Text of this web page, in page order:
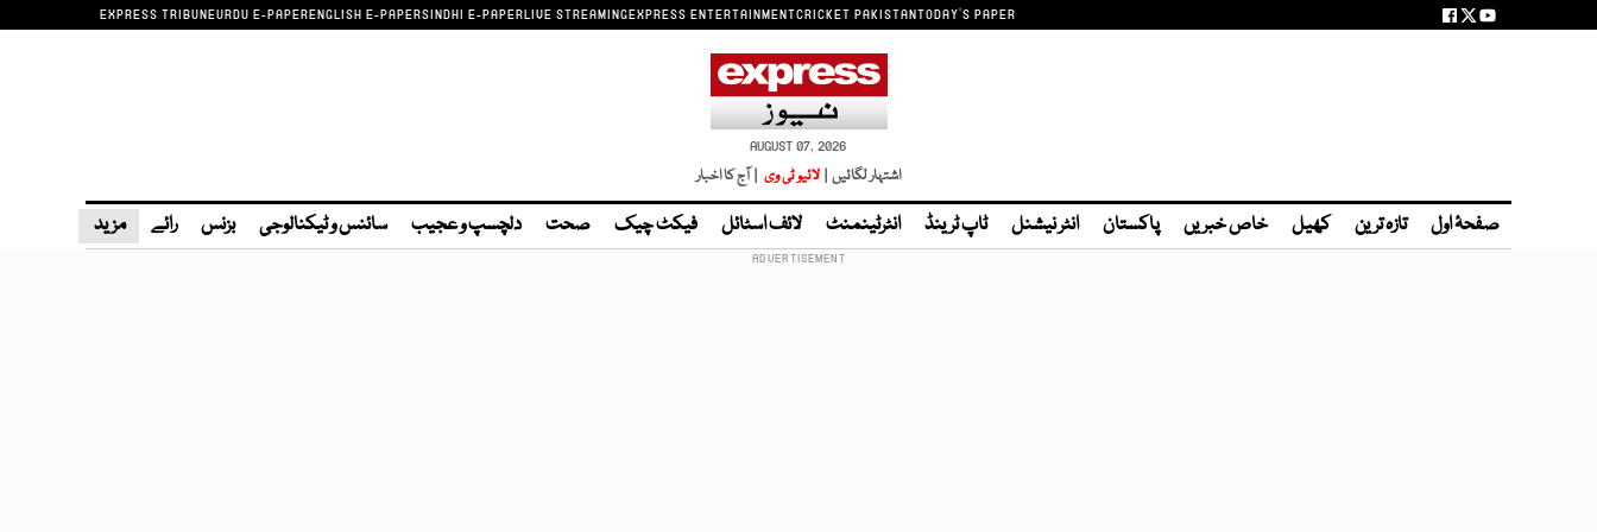
EXPRESS TRIBUNEURDU E-PAPERENGLISH E-PAPERSINDHI E-PAPERLIVE STREAMINGEXPRESS ENTERTAINMENTCRICKET PAKISTANTODAY'S PAPER
AUGUST 07, 2026
اشتہار لگائیں | لائیو ٹی وی | آج کا اخبار
صفحۂ اول تازہ ترین کھیل خاص خبریں پاکستان انٹر نیشنل ٹاپ ٹرینڈ انٹرٹینمنٹ لائف اسٹائل فیکٹ چیک صحت دلچسپ و عجیب سائنس و ٹیکنالوجی بزنس رائے مزید